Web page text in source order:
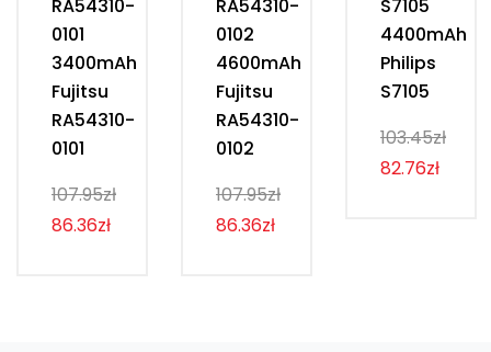
RA54310-
0101
3400mAh
Fujitsu
RA54310-
0101
107.95zł
86.36zł
RA54310-
0102
4600mAh
Fujitsu
RA54310-
0102
107.95zł
86.36zł
S7105
4400mAh
Philips
S7105
103.45zł
82.76zł